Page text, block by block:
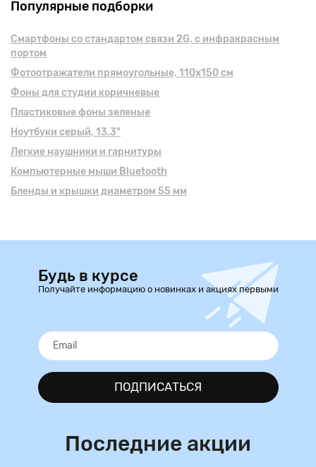
Популярные подборки
Смартфоны cо стандартом связи 2G, с инфракрасным
портом
Фотоотражатели прямоугольные, 110х150 см
Фоны для студии коричневые
Пластиковые фоны зеленые
Ноутбуки серый, 13.3"
Легкие наушники и гарнитуры
Компьютерные мыши Bluetooth
Бленды и крышки диаметром 55 мм
Будь в курсе
Получайте информацию о новинках и акциях первыми
ПОДПИСАТЬСЯ
Последние акции